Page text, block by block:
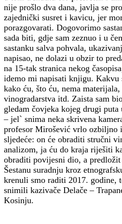
nije prošlo dva dana, javlja se
zajednički susret i kavicu, jer
porazgovarati. Dogovorimo
sada biti, gdje sam zeznuo i u
sastanku salva pohvala,
napisao, ne dolazi u obzir to
na 15-tak stranica nekog
idemo mi napisati knjigu. Kakvu
kako ću, što ću, nema
vinogradarstva itd. Zaista sam
gledam čovjeka kojeg drugi
– jel` snima neka skrivena
profesor Mirošević vrlo ozbiljno
sljedeće: on će obraditi stručni
analizom, ja ću do kraja riješiti
obraditi povijesni dio, a
Šestanu suradnju kroz
krenuli smo raditi 2017. godine,
snimili kazivače Delače –
Kosinju.